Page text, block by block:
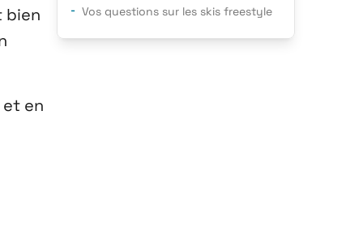
bien
en
Vos questions sur les skis freestyle